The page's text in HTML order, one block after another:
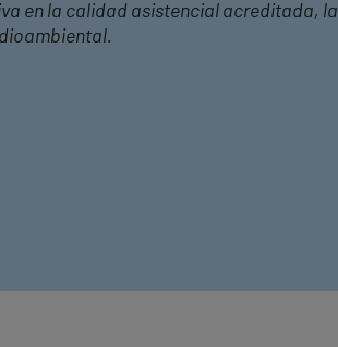
en la calidad asistencial acreditada, la